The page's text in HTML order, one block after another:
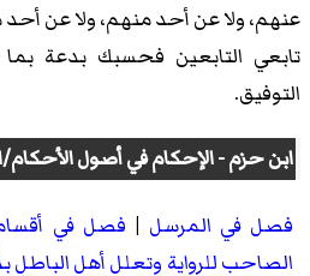
عنهم، ولا عن أحد منهم، ولا عن
تابعي التابعين فحسبك بدعة
التوفيق.
ابن حزم - الإحكام في أصول الأحكام/
فصل في المرسل | فصل في
الصاحب للرواية وتعلل أهل الباطل